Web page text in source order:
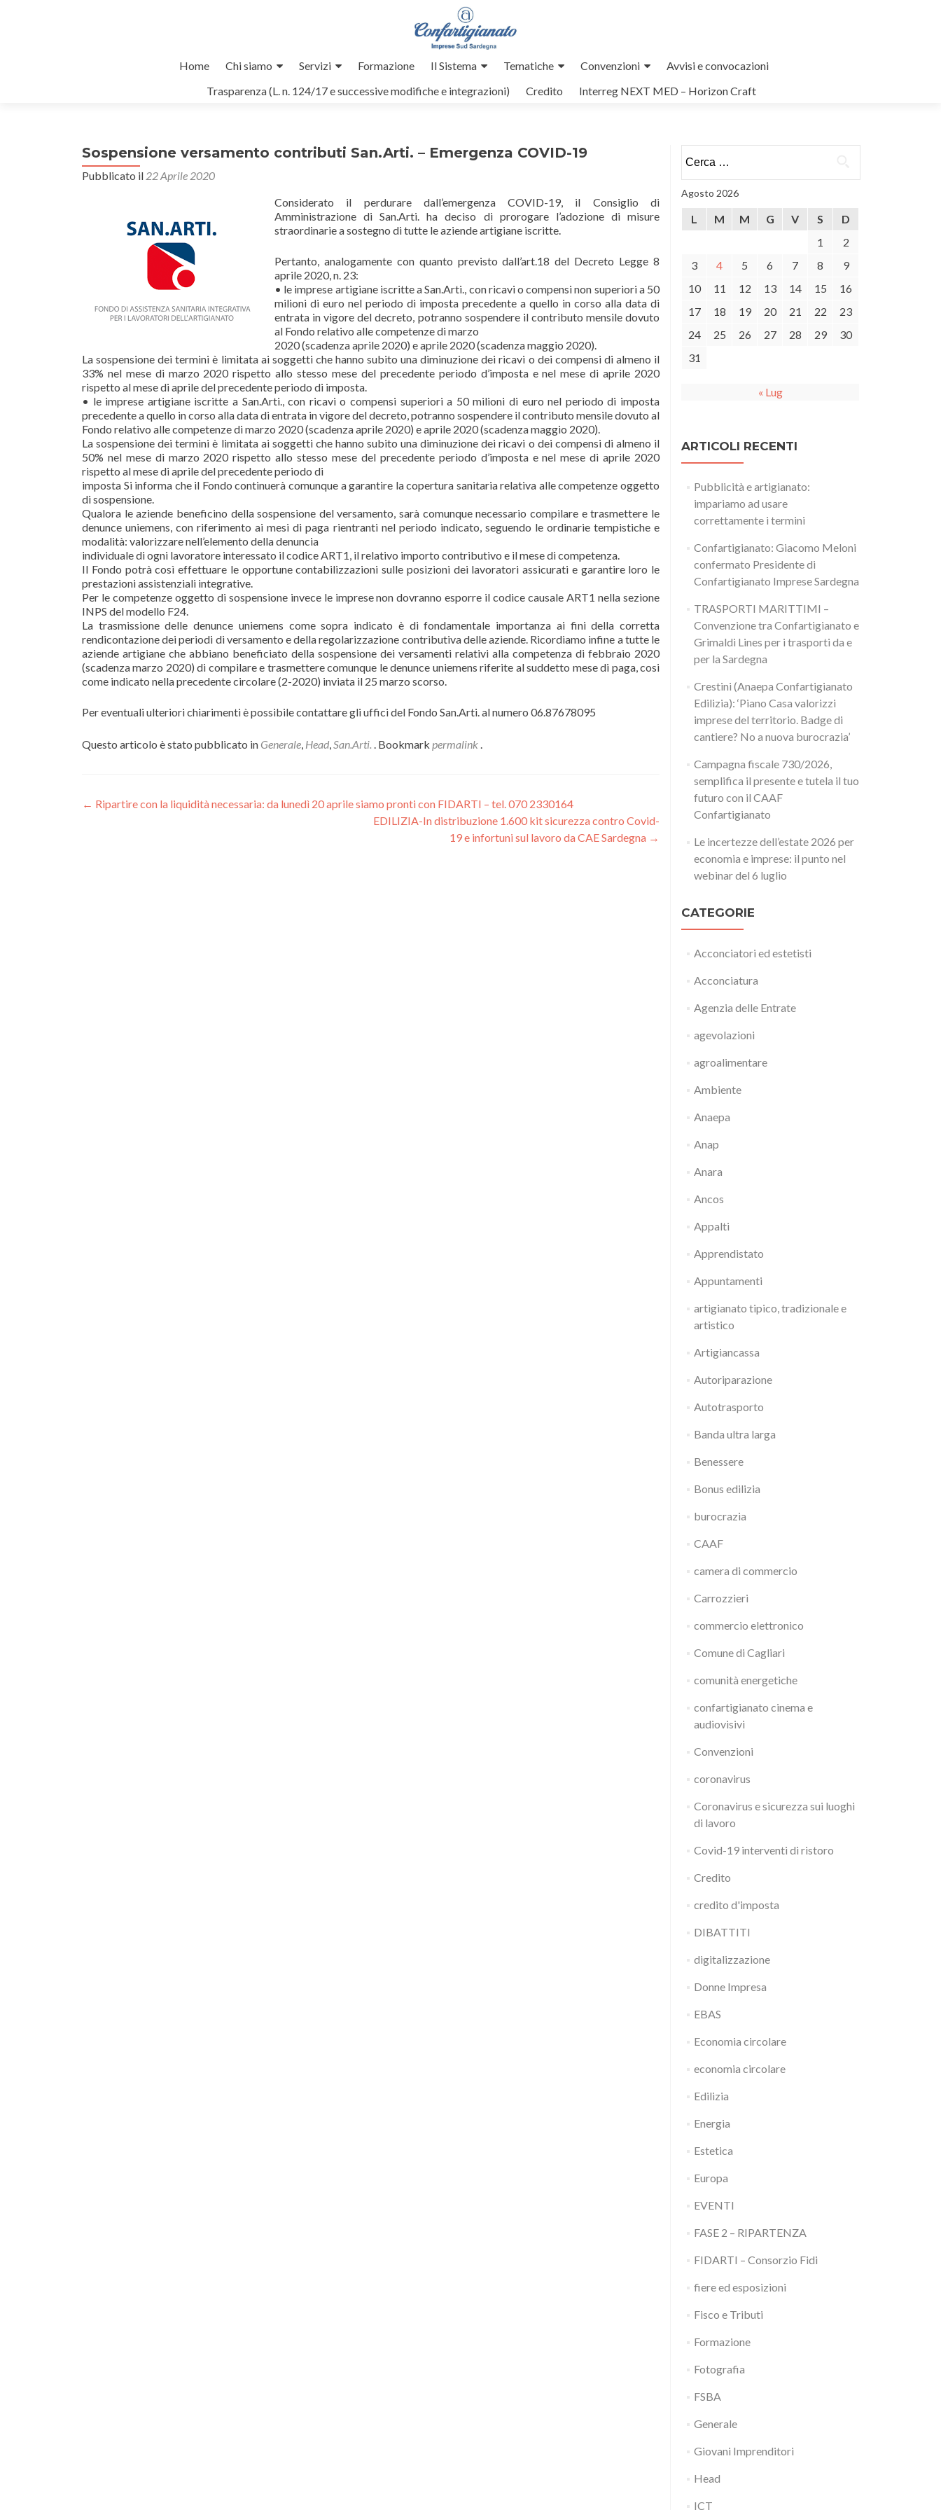
Home Chi siamo Servizi Formazione Il Sistema Tematiche Convenzioni
Avvisi e convocazioni
Trasparenza (L. n. 124/17 e successive modifiche e integrazioni)
Credito Interreg NEXT MED – Horizon Craft
Sospensione versamento contributi San.Arti. – Emergenza COVID-19
Pubblicato il 22 Aprile 2020
Considerato il perdurare dall’emergenza COVID-19, il Consiglio di
Amministrazione di San.Arti. ha deciso di prorogare l’adozione di misure
straordinarie a sostegno di tutte le aziende artigiane iscritte.
Pertanto, analogamente con quanto previsto dall’art.18 del Decreto Legge 8
aprile 2020, n. 23:
• le imprese artigiane iscritte a San.Arti., con ricavi o compensi non superiori a 50
milioni di euro nel periodo di imposta precedente a quello in corso alla data di
entrata in vigore del decreto, potranno sospendere il contributo mensile dovuto
al Fondo relativo alle competenze di marzo
2020 (scadenza aprile 2020) e aprile 2020 (scadenza maggio 2020).
La sospensione dei termini è limitata ai soggetti che hanno subito una diminuzione dei ricavi o dei compensi di almeno il
33% nel mese di marzo 2020 rispetto allo stesso mese del precedente periodo d’imposta e nel mese di aprile 2020
rispetto al mese di aprile del precedente periodo di imposta.
• le imprese artigiane iscritte a San.Arti., con ricavi o compensi superiori a 50 milioni di euro nel periodo di imposta
precedente a quello in corso alla data di entrata in vigore del decreto, potranno sospendere il contributo mensile dovuto al
Fondo relativo alle competenze di marzo 2020 (scadenza aprile 2020) e aprile 2020 (scadenza maggio 2020).
La sospensione dei termini è limitata ai soggetti che hanno subito una diminuzione dei ricavi o dei compensi di almeno il
50% nel mese di marzo 2020 rispetto allo stesso mese del precedente periodo d’imposta e nel mese di aprile 2020
rispetto al mese di aprile del precedente periodo di
imposta Si informa che il Fondo continuerà comunque a garantire la copertura sanitaria relativa alle competenze oggetto
di sospensione.
Qualora le aziende beneficino della sospensione del versamento, sarà comunque necessario compilare e trasmettere le
denunce uniemens, con riferimento ai mesi di paga rientranti nel periodo indicato, seguendo le ordinarie tempistiche e
modalità: valorizzare nell’elemento della denuncia
individuale di ogni lavoratore interessato il codice ART1, il relativo importo contributivo e il mese di competenza.
Il Fondo potrà così effettuare le opportune contabilizzazioni sulle posizioni dei lavoratori assicurati e garantire loro le
prestazioni assistenziali integrative.
Per le competenze oggetto di sospensione invece le imprese non dovranno esporre il codice causale ART1 nella sezione
INPS del modello F24.
La trasmissione delle denunce uniemens come sopra indicato è di fondamentale importanza ai fini della corretta
rendicontazione dei periodi di versamento e della regolarizzazione contributiva delle aziende. Ricordiamo infine a tutte le
aziende artigiane che abbiano beneficiato della sospensione dei versamenti relativi alla competenza di febbraio 2020
(scadenza marzo 2020) di compilare e trasmettere comunque le denunce uniemens riferite al suddetto mese di paga, cosi
come indicato nella precedente circolare (2-2020) inviata il 25 marzo scorso.
Per eventuali ulteriori chiarimenti è possibile contattare gli uffici del Fondo San.Arti. al numero 06.87678095
Questo articolo è stato pubblicato in Generale, Head,San.Arti. . Bookmark permalink .
Navigazione
← Ripartire con la liquidità necessaria: da lunedì 20 aprile siamo pronti con FIDARTI – tel. 070 2330164
EDILIZIA-In distribuzione 1.600 kit sicurezza contro Covid-
19 e infortuni sul lavoro da CAE Sardegna →
per:
Agosto 2026
L M M G V S
D
1
2
3
4 5 6 7 8
9
10
11 12 13 14 15
16
17
18 19 20 21 22
23
24
25 26 27 28 29
30
31
« Lug
ARTICOLI RECENTI
Pubblicità e artigianato:
impariamo ad usare
correttamente i termini
Confartigianato: Giacomo Meloni
confermato Presidente di
Confartigianato Imprese Sardegna
TRASPORTI MARITTIMI –
Convenzione tra Confartigianato e
Grimaldi Lines per i trasporti da e
per la Sardegna
Crestini (Anaepa Confartigianato
Edilizia): ‘Piano Casa valorizzi
imprese del territorio. Badge di
cantiere? No a nuova burocrazia’
Campagna fiscale 730/2026,
semplifica il presente e tutela il tuo
futuro con il CAAF
Confartigianato
Le incertezze dell’estate 2026 per
economia e imprese: il punto nel
webinar del 6 luglio
CATEGORIE
Acconciatori ed estetisti
Acconciatura
Agenzia delle Entrate
agevolazioni
agroalimentare
Ambiente
Anaepa
Anap
Anara
Ancos
Appalti
Apprendistato
Appuntamenti
artigianato tipico, tradizionale e
artistico
Artigiancassa
Autoriparazione
Autotrasporto
Banda ultra larga
Benessere
Bonus edilizia
burocrazia
CAAF
camera di commercio
Carrozzieri
commercio elettronico
Comune di Cagliari
comunità energetiche
confartigianato cinema e
audiovisivi
Convenzioni
coronavirus
Coronavirus e sicurezza sui luoghi
di lavoro
Covid-19 interventi di ristoro
Credito
credito d'imposta
DIBATTITI
digitalizzazione
Donne Impresa
EBAS
Economia circolare
economia circolare
Edilizia
Energia
Estetica
Europa
EVENTI
FASE 2 – RIPARTENZA
FIDARTI – Consorzio Fidi
fiere ed esposizioni
Fisco e Tributi
Formazione
Fotografia
FSBA
Generale
Giovani Imprenditori
Head
ICT